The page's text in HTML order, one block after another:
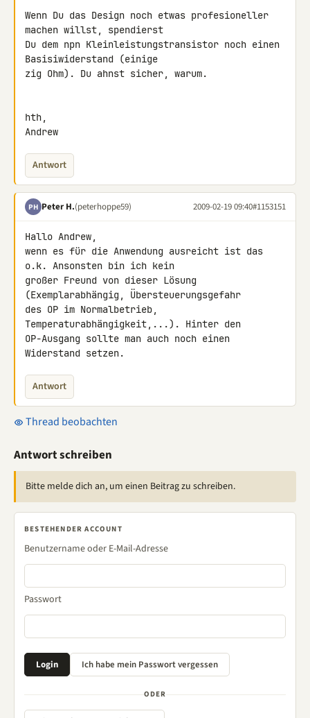
Wenn Du das Design noch etwas profesioneller
machen willst, spendierst
Du dem npn Kleinleistungstransistor noch einen
Basisiwiderstand (einige
zig Ohm). Du ahnst sicher, warum.
hth,
Andrew
Antwort
PH Peter H.(peterhoppe59) 2009-02-19 09:40#1153151
Hallo Andrew,
wenn es für die Anwendung ausreicht ist das
o.k. Ansonsten bin ich kein
großer Freund von dieser Lösung
(Exemplarabhängig, Übersteuerungsgefahr
des OP im Normalbetrieb,
Temperaturabhängigkeit,...). Hinter den
OP-Ausgang sollte man auch noch einen
Widerstand setzen.
Antwort
Thread beobachten
Antwort schreiben
Bitte melde dich an, um einen Beitrag zu schreiben.
BESTEHENDER ACCOUNT
Benutzername oder E-Mail-Adresse
Passwort
ODER